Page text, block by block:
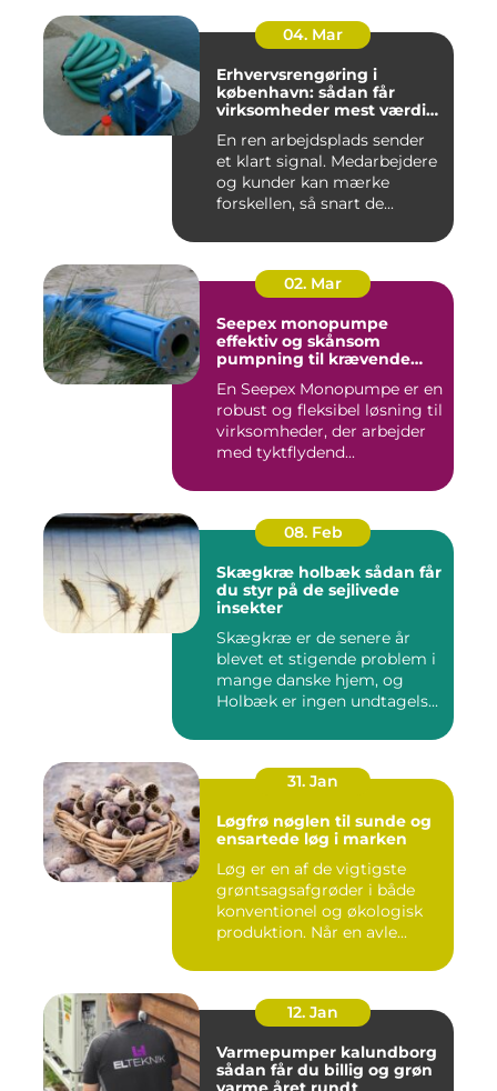
04. Mar
Erhvervsrengøring i
københavn: sådan får
virksomheder mest værdi
En ren arbejdsplads sender
et klart signal. Medarbejdere
og kunder kan mærke
forskellen, så snart de...
02. Mar
Seepex monopumpe
effektiv og skånsom
pumpning til krævende
En Seepex Monopumpe er en
robust og fleksibel løsning til
virksomheder, der arbejder
med tyktflydend...
08. Feb
Skægkræ holbæk sådan får
du styr på de sejlivede
insekter
Skægkræ er de senere år
blevet et stigende problem i
mange danske hjem, og
Holbæk er ingen undtagels...
31. Jan
Løgfrø nøglen til sunde og
ensartede løg i marken
Løg er en af de vigtigste
grøntsagsafgrøder i både
konventionel og økologisk
produktion. Når en avle...
12. Jan
Varmepumper kalundborg
sådan får du billig og grøn